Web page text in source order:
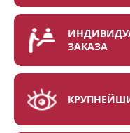
ЗАКАЗА